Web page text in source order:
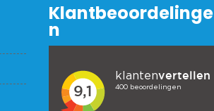
Klantbeoordelinge
n